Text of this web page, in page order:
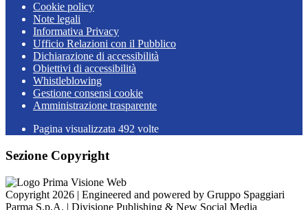
Cookie policy
Note legali
Informativa Privacy
Ufficio Relazioni con il Pubblico
Dichiarazione di accessibilità
Obiettivi di accessibilità
Whistleblowing
Gestione consensi cookie
Amministrazione trasparente
Pagina visualizzata 492 volte
Sezione Copyright
Copyright 2026 | Engineered and powered by Gruppo Spaggiari
Parma S.p.A. | Divisione Publishing & New Social Media